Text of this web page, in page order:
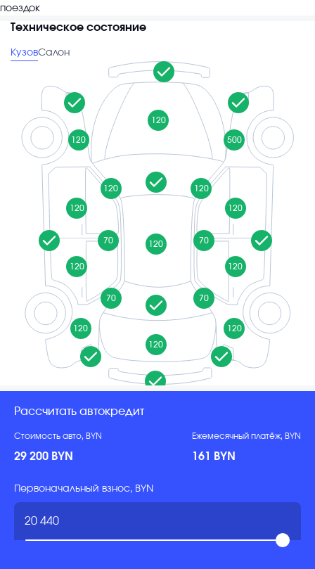
поездок
Техническое состояние
КузовСалон
120
120
120
120
120
120
70
120
70
120
500
120
120
70
120
70
120
Рассчитать автокредит
Стоимость авто, BYN
29 200 BYN
Ежемесячный платёж, BYN
161 BYN
Первоначальный взнос, BYN